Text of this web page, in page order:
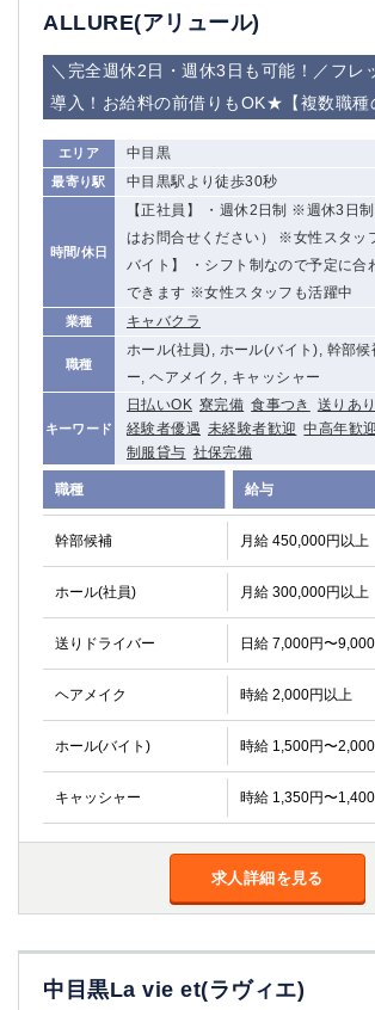
ALLURE(アリュール)
＼完全週休2日・週休3日も可能！／フレ
導入！お給料の前借りもOK★【複数職種
エリア 中目黒
最寄り駅 中目黒駅より徒歩30秒
時間/休日
【正社員】 ・週休2日制 ※週休3日
はお問合せください） ※女性スタッ
バイト】 ・シフト制なので予定に合
できます ※女性スタッフも活躍中
業種 キャバクラ
職種
ホール(社員), ホール(バイト), 幹部
ー, ヘアメイク, キャッシャー
キーワード
日払いOK 寮完備 食事つき 送りあり
経験者優遇 未経験者歓迎 中高年歓迎
制服貸与 社保完備
職種 給与
幹部候補 月給 450,000円以上
ホール(社員) 月給 300,000円以上
送りドライバー 日給 7,000円〜
ヘアメイク 時給 2,000円以上
ホール(バイト) 時給 1,500円〜
キャッシャー 時給 1,350円〜
求人詳細を見る
中目黒La vie et(ラヴィエ)
蒲田
北千住
①六本木 ②西麻布
大山
赤羽
品川
蒲田東口
立川（南口）
新宿
西葛西
葛西
中目黒
ひばりヶ丘（北口）
学芸大学
吉祥寺（南口／公園口）
自由が丘
吉祥寺（北口／東
錦糸町南口
下北沢・経堂
金町（北口）
成増駅徒歩3分の好立地！①JR埼京線「赤羽
三軒茶屋（南口）
①歌舞伎町 ②新
①歌舞伎町 ②新宿 ③西部新宿 ③東新
①歌舞伎町 ②新
①銀座 ②新橋
錦糸町(南口)
蒲田(西口)
清瀬（南口）
①東武練馬 ②成増・板橋 ③大山 ②池袋
池袋東口
金町
大井町
大泉学園
下赤塚
三鷹
荻窪
浅草
新小岩
幡ヶ谷
祖師ヶ谷大蔵
小岩
神奈川県
関内
横浜